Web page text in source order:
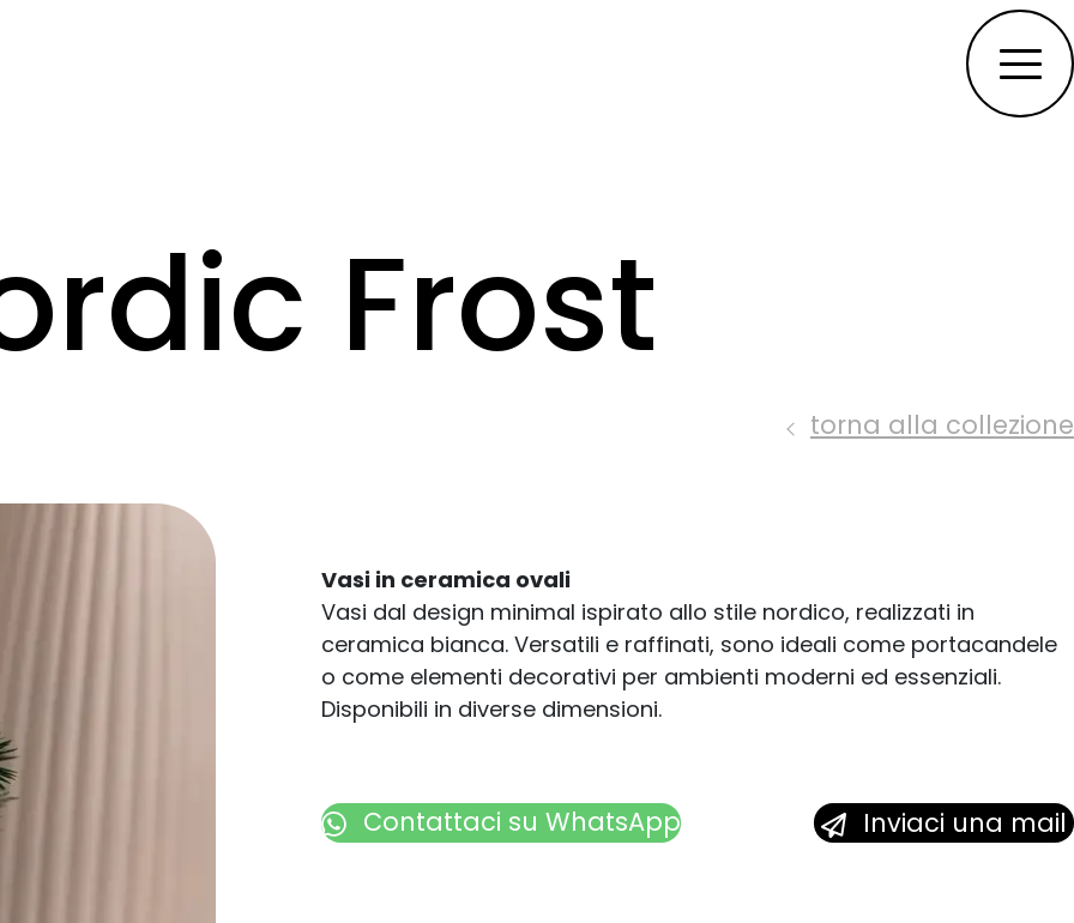
Frost
torna alla collezione
Vasi in ceramica ovali
Vasi dal design minimal ispirato allo stile nordico, realizzati in
ceramica bianca. Versatili e raffinati, sono ideali come portacandele
o come elementi decorativi per ambienti moderni ed essenziali.
Disponibili in diverse dimensioni.
Contattaci su WhatsApp Inviaci una mail